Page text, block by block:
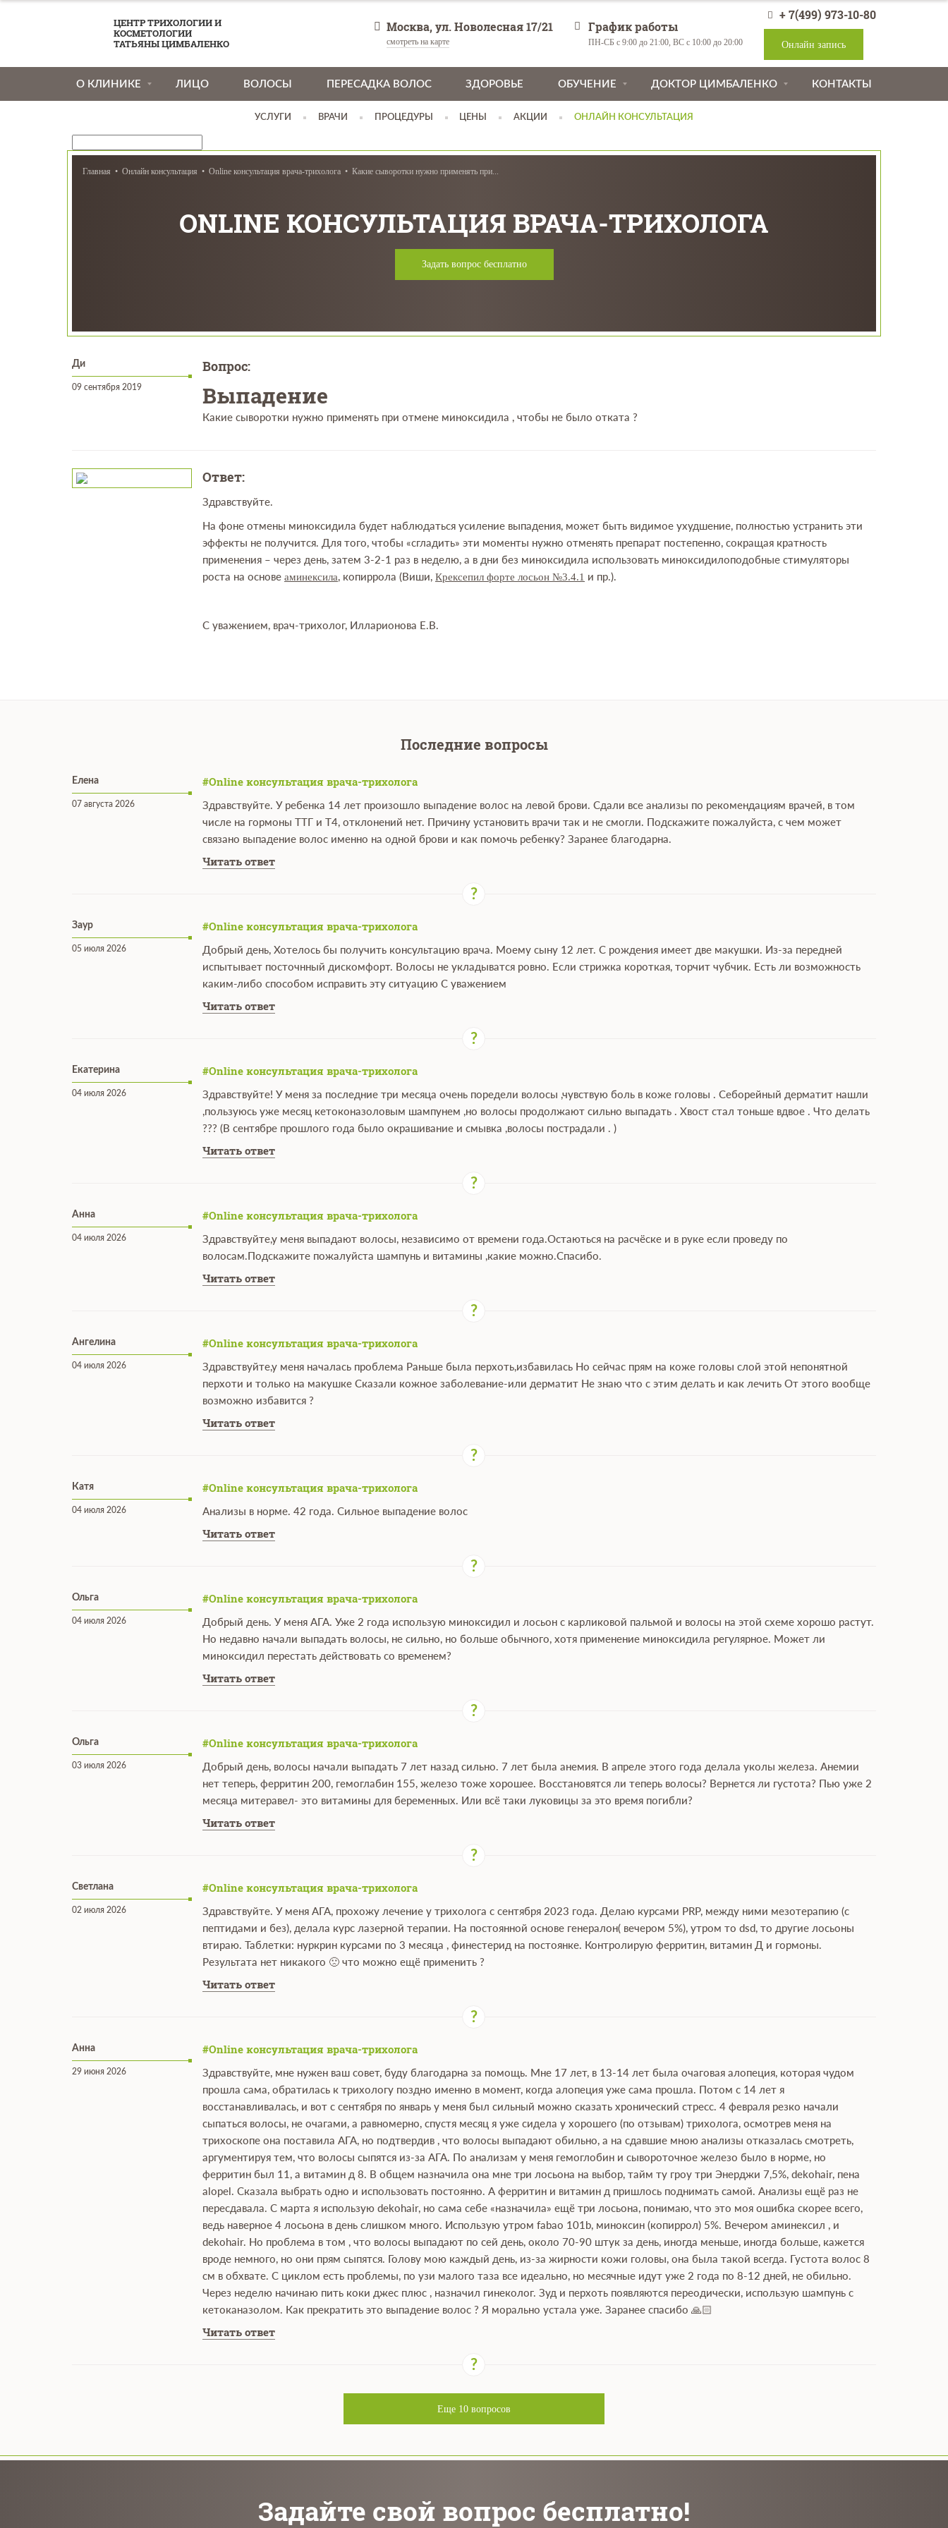
ЦЕНТР ТРИХОЛОГИИ И
КОСМЕТОЛОГИИ
ТАТЬЯНЫ ЦИМБАЛЕНКО
Москва, ул. Новолесная 17/21
смотреть на карте
График работы
ПН-СБ с 9:00 до 21:00, ВС с 10:00 до 20:00
+ 7(499) 973-10-80
Онлайн запись
О КЛИНИКЕ ЛИЦО ВОЛОСЫ ПЕРЕСАДКА ВОЛОС ЗДОРОВЬЕ ОБУЧЕНИЕ ДОКТОР ЦИМБАЛЕНКО КОНТАКТЫ
УСЛУГИ ВРАЧИ ПРОЦЕДУРЫ ЦЕНЫ АКЦИИ ОНЛАЙН КОНСУЛЬТАЦИЯ
Главная Онлайн консультация Online консультация врача-трихолога Какие сыворотки нужно применять при...
ONLINE КОНСУЛЬТАЦИЯ ВРАЧА-ТРИХОЛОГА
Задать вопрос бесплатно
Ди
09 сентября 2019
Вопрос:
Выпадение
Какие сыворотки нужно применять при отмене миноксидила , чтобы не было отката ?
Ответ:
Здравствуйте.
На фоне отмены миноксидила будет наблюдаться усиление выпадения, может быть видимое ухудшение, полностью устранить эти
эффекты не получится. Для того, чтобы «сгладить» эти моменты нужно отменять препарат постепенно, сокращая кратность
применения – через день, затем 3-2-1 раз в неделю, а в дни без миноксидила использовать миноксидилоподобные стимуляторы
роста на основе аминексила, копиррола (Виши, Крексепил форте лосьон №3.4.1 и пр.).
С уважением, врач-трихолог, Илларионова Е.В.
Последние вопросы
Елена
07 августа 2026
#Online консультация врача-трихолога
Здравствуйте. У ребенка 14 лет произошло выпадение волос на левой брови. Сдали все анализы по рекомендациям врачей, в том
числе на гормоны ТТГ и Т4, отклонений нет. Причину установить врачи так и не смогли. Подскажите пожалуйста, с чем может
связано выпадение волос именно на одной брови и как помочь ребенку? Заранее благодарна.
Читать ответ
Заур
05 июля 2026
#Online консультация врача-трихолога
Добрый день, Хотелось бы получить консультацию врача. Моему сыну 12 лет. С рождения имеет две макушки. Из-за передней
испытывает посточнный дискомфорт. Волосы не укладыватся ровно. Если стрижка короткая, торчит чубчик. Есть ли возможность
каким-либо способом исправить эту ситуацию С уважением
Читать ответ
Екатерина
04 июля 2026
#Online консультация врача-трихолога
Здравствуйте! У меня за последние три месяца очень поредели волосы ,чувствую боль в коже головы . Себорейный дерматит нашли
,пользуюсь уже месяц кетоконазоловым шампунем ,но волосы продолжают сильно выпадать . Хвост стал тоньше вдвое . Что делать
??? (В сентябре прошлого года было окрашивание и смывка ,волосы пострадали . )
Читать ответ
Анна
04 июля 2026
#Online консультация врача-трихолога
Здравствуйте,у меня выпадают волосы, независимо от времени года.Остаються на расчёске и в руке если проведу по
волосам.Подскажите пожалуйста шампунь и витамины ,какие можно.Спасибо.
Читать ответ
Ангелина
04 июля 2026
#Online консультация врача-трихолога
Здравствуйте,у меня началась проблема Раньше была перхоть,избавилась Но сейчас прям на коже головы слой этой непонятной
перхоти и только на макушке Сказали кожное заболевание-или дерматит Не знаю что с этим делать и как лечить От этого вообще
возможно избавится ?
Читать ответ
Катя
04 июля 2026
#Online консультация врача-трихолога
Анализы в норме. 42 года. Сильное выпадение волос
Читать ответ
Ольга
04 июля 2026
#Online консультация врача-трихолога
Добрый день. У меня АГА. Уже 2 года использую миноксидил и лосьон с карликовой пальмой и волосы на этой схеме хорошо растут.
Но недавно начали выпадать волосы, не сильно, но больше обычного, хотя применение миноксидила регулярное. Может ли
миноксидил перестать действовать со временем?
Читать ответ
Ольга
03 июля 2026
#Online консультация врача-трихолога
Добрый день, волосы начали выпадать 7 лет назад сильно. 7 лет была анемия. В апреле этого года делала уколы железа. Анемии
нет теперь, ферритин 200, гемоглабин 155, железо тоже хорошее. Восстановятся ли теперь волосы? Вернется ли густота? Пью уже 2
месяца митеравел- это витамины для беременных. Или всё таки луковицы за это время погибли?
Читать ответ
Светлана
02 июля 2026
#Online консультация врача-трихолога
Здравствуйте. У меня АГА, прохожу лечение у трихолога с сентября 2023 года. Делаю курсами PRP, между ними мезотерапию (с
пептидами и без), делала курс лазерной терапии. На постоянной основе генералон( вечером 5%), утром то dsd, то другие лосьоны
втираю. Таблетки: нуркрин курсами по 3 месяца , финестерид на постоянке. Контролирую ферритин, витамин Д и гормоны.
Результата нет никакого 🙁 что можно ещё применить ?
Читать ответ
Анна
29 июня 2026
#Online консультация врача-трихолога
Здравствуйте, мне нужен ваш совет, буду благодарна за помощь. Мне 17 лет, в 13-14 лет была очаговая алопеция, которая чудом
прошла сама, обратилась к трихологу поздно именно в момент, когда алопеция уже сама прошла. Потом с 14 лет я
восстанавливалась, и вот с сентября по январь у меня был сильный можно сказать хронический стресс. 4 февраля резко начали
сыпаться волосы, не очагами, а равномерно, спустя месяц я уже сидела у хорошего (по отзывам) трихолога, осмотрев меня на
трихоскопе она поставила АГА, но подтвердив , что волосы выпадают обильно, а на сдавшие мною анализы отказалась смотреть,
аргументируя тем, что волосы сыпятся из-за АГА. По анализам у меня гемоглобин и сывороточное железо было в норме, но
ферритин был 11, а витамин д 8. В общем назначила она мне три лосьона на выбор, тайм ту гроу три Энерджи 7,5%, dekohair, пена
alopel. Сказала выбрать одно и использовать постоянно. А ферритин и витамин д пришлось поднимать самой. Анализы ещё раз не
пересдавала. С марта я использую dekohair, но сама себе «назначила» ещё три лосьона, понимаю, что это моя ошибка скорее всего,
ведь наверное 4 лосьона в день слишком много. Использую утром fabao 101b, миноксин (копиррол) 5%. Вечером аминексил , и
dekohair. Но проблема в том , что волосы выпадают по сей день, около 70-90 штук за день, иногда меньше, иногда больше, кажется
вроде немного, но они прям сыпятся. Голову мою каждый день, из-за жирности кожи головы, она была такой всегда. Густота волос 8
см в обхвате. С циклом есть проблемы, по узи малого таза все идеально, но месячные идут уже 2 года по 8-12 дней, не обильно.
Через неделю начинаю пить коки джес плюс , назначил гинеколог. Зуд и перхоть появляются переодически, использую шампунь с
кетоканазолом. Как прекратить это выпадение волос ? Я морально устала уже. Заранее спасибо 🙏🏻
Читать ответ
Еще 10 вопросов
Задайте свой вопрос бесплатно!